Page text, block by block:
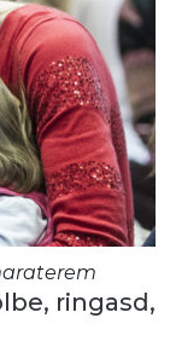
ringasd,